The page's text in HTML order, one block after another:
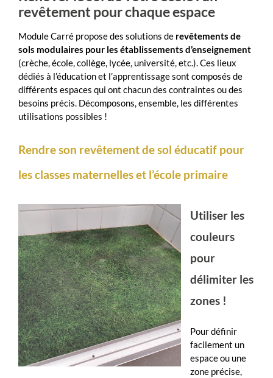
revêtement pour chaque espace
Module Carré propose des solutions de revêtements de
sols modulaires pour les établissements d’enseignement
(crèche, école, collège, lycée, université, etc.). Ces lieux
dédiés à l’éducation et l’apprentissage sont composés de
différents espaces qui ont chacun des contraintes ou des
besoins précis. Décomposons, ensemble, les différentes
utilisations possibles !
Rendre son revêtement de sol éducatif pour
les classes maternelles et l’école primaire
Utiliser les
couleurs
pour
délimiter les
zones !
Pour définir
facilement un
espace ou une
zone précise,